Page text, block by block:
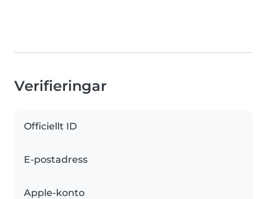
Verifieringar
Officiellt ID
E-postadress
Apple-konto